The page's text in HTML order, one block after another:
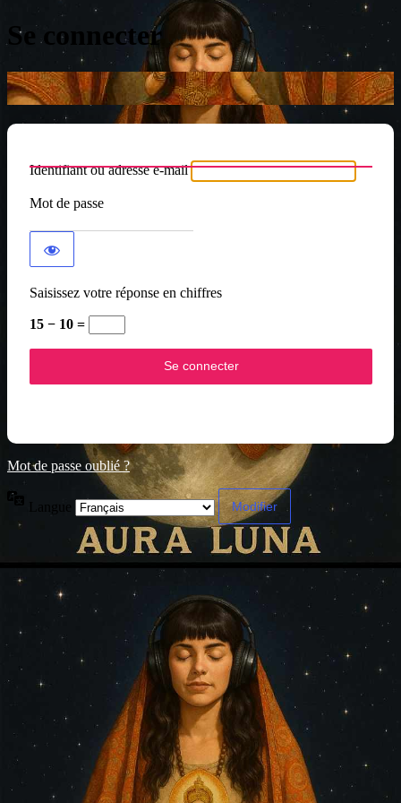
Se connecter
Identifiant ou adresse e-mail
Mot de passe
Saisissez votre réponse en chiffres
15 − 10 =
Mot de passe oublié ?
Langue